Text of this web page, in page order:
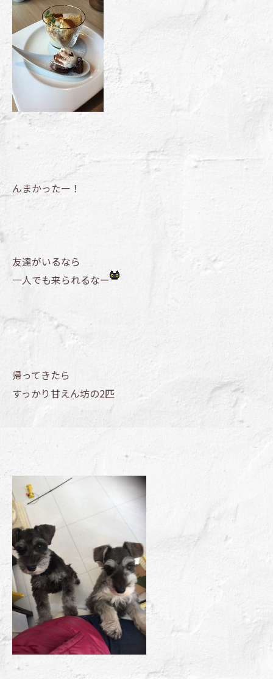
んまかったー！
友達がいるなら
一人でも来られるなー
帰ってきたら
すっかり甘えん坊の2匹